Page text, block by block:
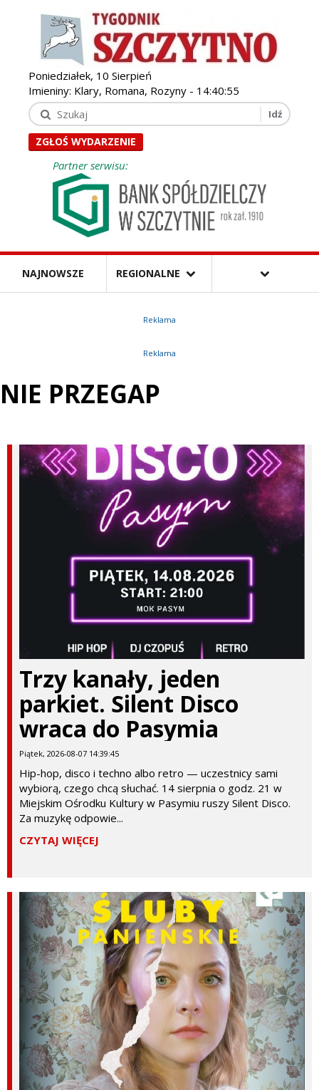
Poniedziałek, 10 Sierpień
Imieniny: Klary, Romana, Rozyny - 14:40:58
ZGŁOŚ WYDARZENIE
Partner serwisu:
NAJNOWSZE REGIONALNE
Reklama
Reklama
NIE PRZEGAP
Trzy kanały, jeden
parkiet. Silent Disco
wraca do Pasymia
Piątek, 2026-08-07 14:39:45
Hip-hop, disco i techno albo retro — uczestnicy sami
wybiorą, czego chcą słuchać. 14 sierpnia o godz. 21 w
Miejskim Ośrodku Kultury w Pasymiu ruszy Silent Disco.
Za muzykę odpowie...
CZYTAJ WIĘCEJ